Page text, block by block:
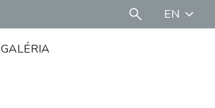
EN
GALÉRIA